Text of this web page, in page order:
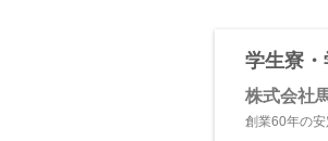
学生寮
株式会社
創業60年の